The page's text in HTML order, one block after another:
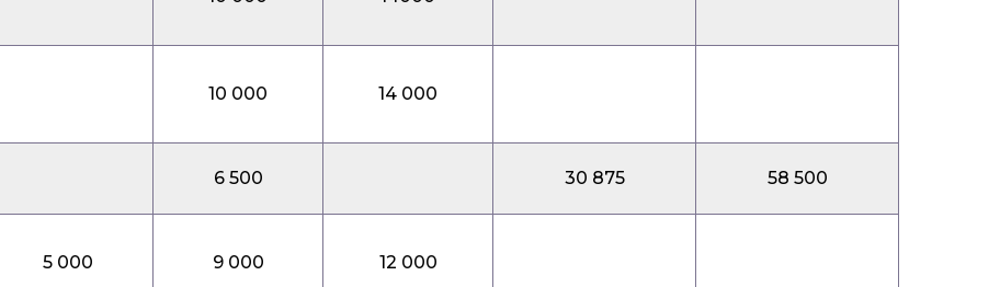
10 000 14 000
6 500 30 875 58 500
5 000 9 000 12 000